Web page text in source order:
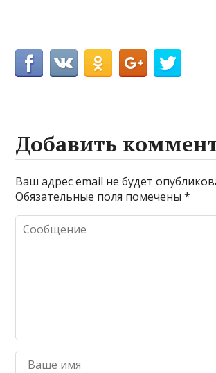
Добавить
Ваш адрес email не будет
Обязательные поля помечены*